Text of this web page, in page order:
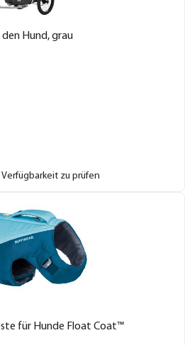
Hund, grau
Verfügbarkeit zu prüfen
für Hunde Float Coat™